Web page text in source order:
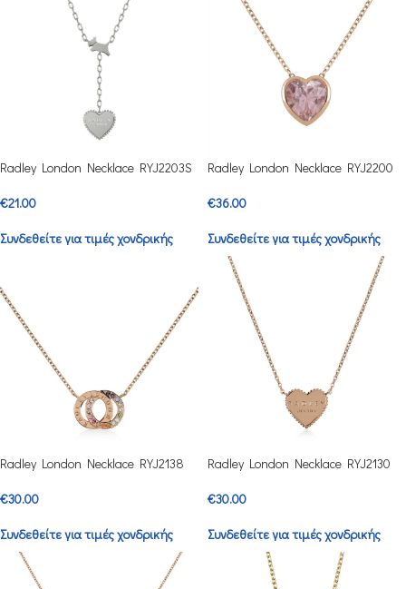
Radley London Necklace RYJ2203S
€21.00
Συνδεθείτε για τιμές χονδρικής
Radley London Necklace RYJ2200
€36.00
Συνδεθείτε για τιμές χονδρικής
Radley London Necklace RYJ2138
€30.00
Συνδεθείτε για τιμές χονδρικής
Radley London Necklace RYJ2130
€30.00
Συνδεθείτε για τιμές χονδρικής